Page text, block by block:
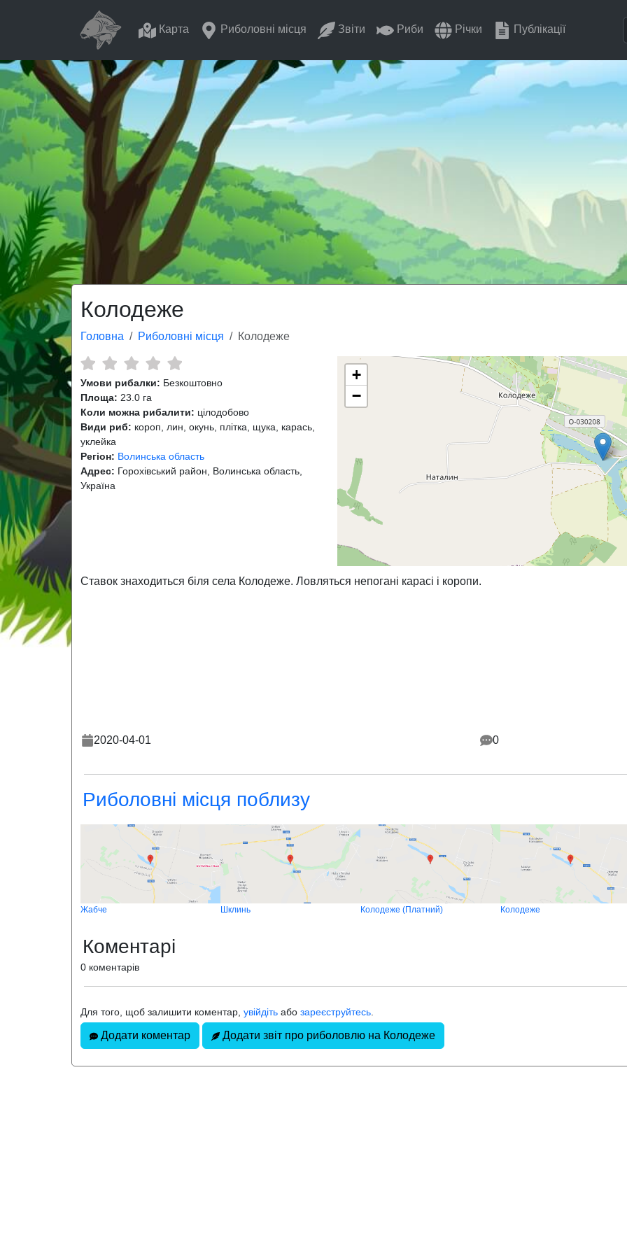
Карта Риболовні місця Звіти Риби Річки Публікації
Колодеже
Головна Риболовні місця Колодеже
Умови рибалки: Безкоштовно
Площа: 23.0 га
Коли можна рибалити: цілодобово
Види риб: короп, лин, окунь, плітка, щука, карась,
уклейка
Регіон: Волинська область
Адрес: Горохівський район, Волинська область,
Україна
+
−
Ставок знаходиться біля села Колодеже. Ловляться непогані карасі і коропи.
2020-04-01 0
Риболовні місця поблизу
Жабче Шклинь Колодеже (Платний) Колодеже
Коментарі
0 коментарів
Для того, щоб залишити коментар, увійдіть або зареєструйтесь
Додати коментар Додати звіт про риболовлю на Колодеже